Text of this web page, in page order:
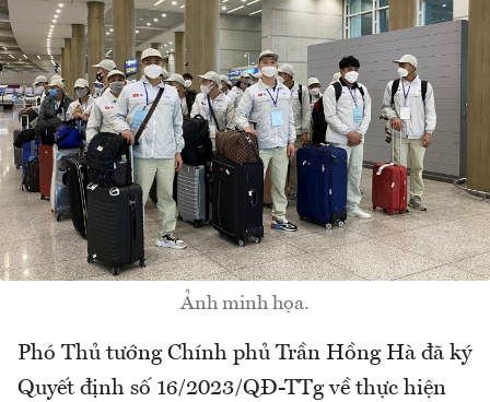
Ảnh minh họa.
Phó Thủ tướng Chính phủ Trần Hồng Hà đã ký
Quyết định số 16/2023/QĐ-TTg về thực hiện